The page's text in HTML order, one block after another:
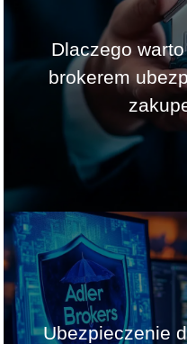
Dlaczego
brokerem
Ubezpieczenie